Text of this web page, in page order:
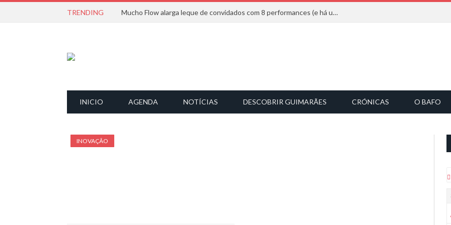
TRENDING Mucho Flow alarga leque de convidados com 8 performances (e há uma saída)
INICIO AGENDA NOTÍCIAS DESCOBRIR GUIMARÃES CRÓNICAS O BAFO
INOVAÇÃO